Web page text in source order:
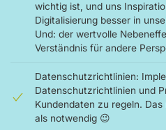
wichtig ist, und uns
Digitalisierung besser in
Und: der wertvolle
Verständnis für andere
Datenschutzrichtlinien:
Datenschutzrichtlinien und
Kundendaten zu regeln.
als notwendig 😉